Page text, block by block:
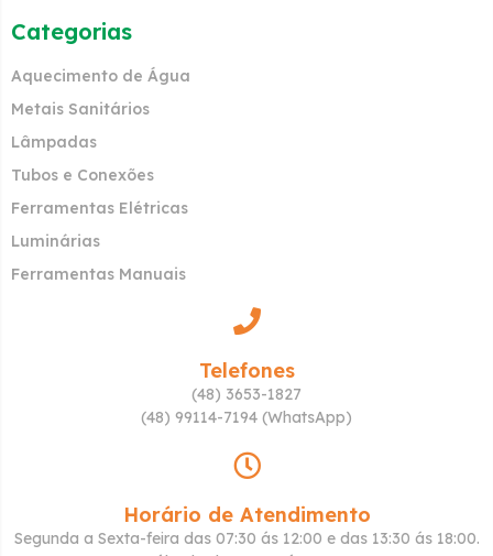
Categorias
Aquecimento de Água
Metais Sanitários
Lâmpadas
Tubos e Conexões
Ferramentas Elétricas
Luminárias
Ferramentas Manuais
Telefones
(48) 3653-1827
(48) 99114-7194 (WhatsApp)
Horário de Atendimento
Segunda a Sexta-feira das 07:30 ás 12:00 e das 13:30 ás 18:00.